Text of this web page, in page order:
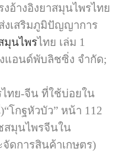
อ้างอิงยาสมุนไพรไทย
งเสริมภูมิปัญญาการ
มุนไพรไทย เล่ม 1
แอนด์พับลิชซิ่ง จำกัด;
ทย-จีน ที่ใช้บ่อยใน
โกฐหัวบัว” หน้า 112
สมุนไพรจีนใน
จัดการสินค้าเกษตร)